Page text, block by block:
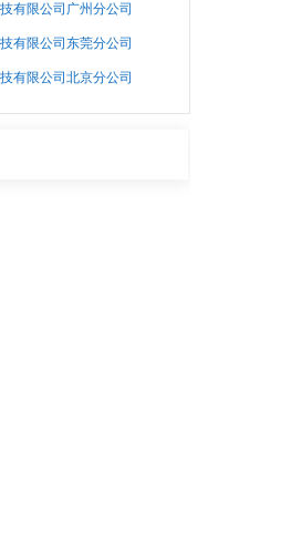
有限公司广州分公司
有限公司东莞分公司
有限公司北京分公司